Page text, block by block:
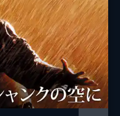
フレッド・バーガー
ジョーダン・ホロウィッツ
ゲイリー・ギルバート
マーク・プラット